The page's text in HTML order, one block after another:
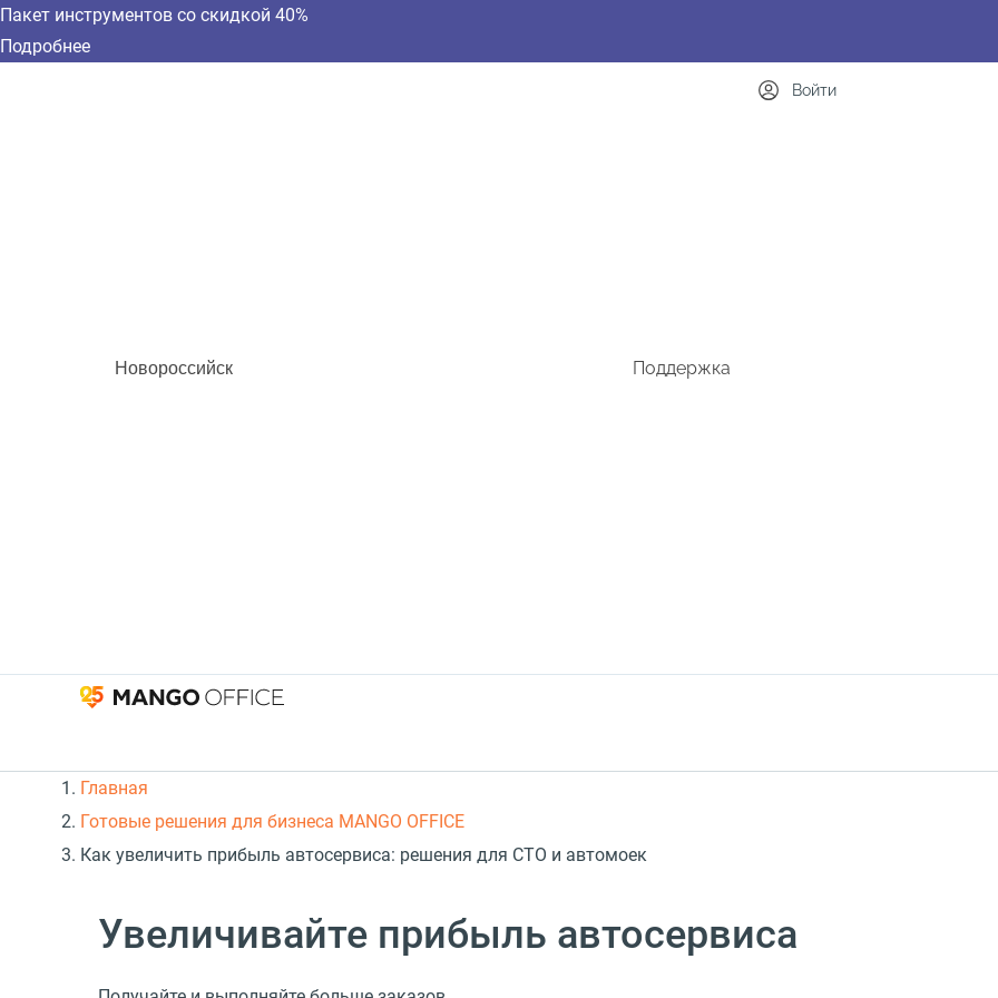
Пакет инструментов со скидкой 40%
Подробнее
Новороссийск Поддержка
Войти
Главная
Готовые решения для бизнеса MANGO OFFICE
Как увеличить прибыль автосервиса: решения для СТО и автомоек
Увеличивайте прибыль автосервиса